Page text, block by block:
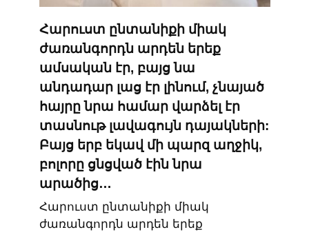
Հարուստ ընտանիքի միակ
ժառանգորդն արդեն երեք
ամսական էր, բայց նա
անդադար լաց էր լինում, չնայած
հայրը նրա համար վարձել էր
տասնութ լավագույն դայակների:
Բայց երբ եկավ մի պարզ աղջիկ,
բոլորը ցնցված էին նրա
արածից…
Հարուստ ընտանիքի միակ
ժառանգորդն արդեն երեք